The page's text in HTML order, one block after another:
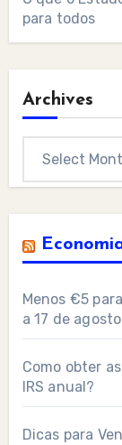
para todos
Archives
Menos €5
a 17 de
Como obter
IRS anual?
Dicas para